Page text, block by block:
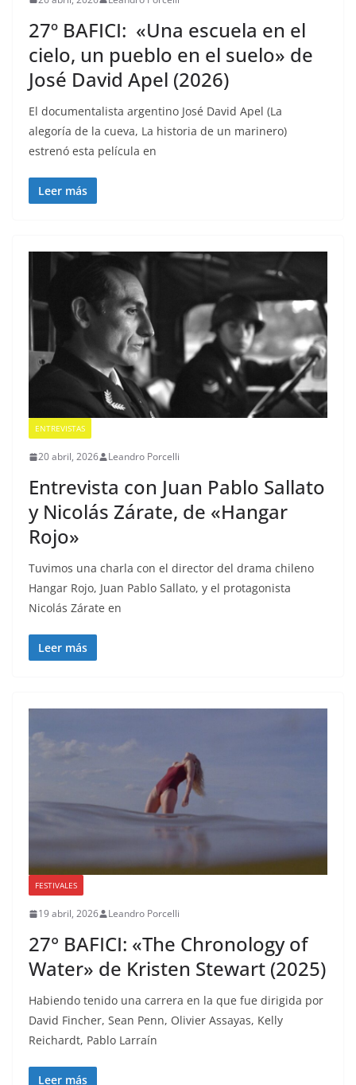
27º BAFICI: «Una escuela en el
cielo, un pueblo en el suelo» de
José David Apel (2026)
El documentalista argentino José David Apel (La
alegoría de la cueva, La historia de un marinero)
estrenó esta película en
Leer más
ENTREVISTAS
20 abril, 2026 Leandro Porcelli
Entrevista con Juan Pablo Sallato
y Nicolás Zárate, de «Hangar
Rojo»
Tuvimos una charla con el director del drama chileno
Hangar Rojo, Juan Pablo Sallato, y el protagonista
Nicolás Zárate en
Leer más
FESTIVALES
19 abril, 2026 Leandro Porcelli
27° BAFICI: «The Chronology of
Water» de Kristen Stewart (2025)
Habiendo tenido una carrera en la que fue dirigida por
David Fincher, Sean Penn, Olivier Assayas, Kelly
Reichardt, Pablo Larraín
Leer más